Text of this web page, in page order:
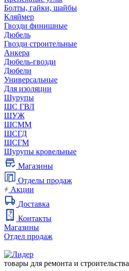
Болты, гайки, шайбы
Кляймер
Гвозди финишные
Дюбель
Гвозди строительные
Анкера
Дюбель-гвозди
Дюбели
Универсальные
Для изоляции
Шурупы
ШС ГВЛ
ШУЖ
ШСММ
ШСГД
ШСГМ
Шурупы кровельные
Магазины
Отделы продаж
Акции
Доставка
Контакты
Магазины
Отдел продаж
товары для ремонта и строительства